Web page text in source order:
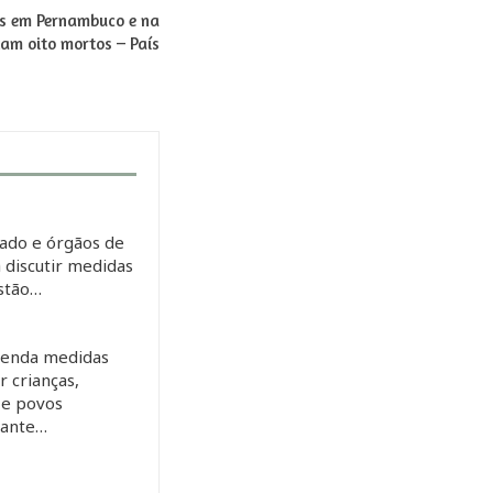
em Pernambuco e na
oito mortos – País
e órgãos de
medidas
medidas
crianças,
povos